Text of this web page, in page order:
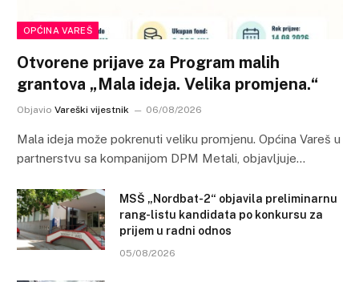
OPĆINA VAREŠ
Otvorene prijave za Program malih
grantova „Mala ideja. Velika promjena.“
Objavio Vareški vijestnik 06/08/2026
Mala ideja može pokrenuti veliku promjenu. Općina Vareš u
partnerstvu sa kompanijom DPM Metali, objavljuje…
MSŠ „Nordbat-2“ objavila preliminarnu
rang-listu kandidata po konkursu za
prijem u radni odnos
05/08/2026